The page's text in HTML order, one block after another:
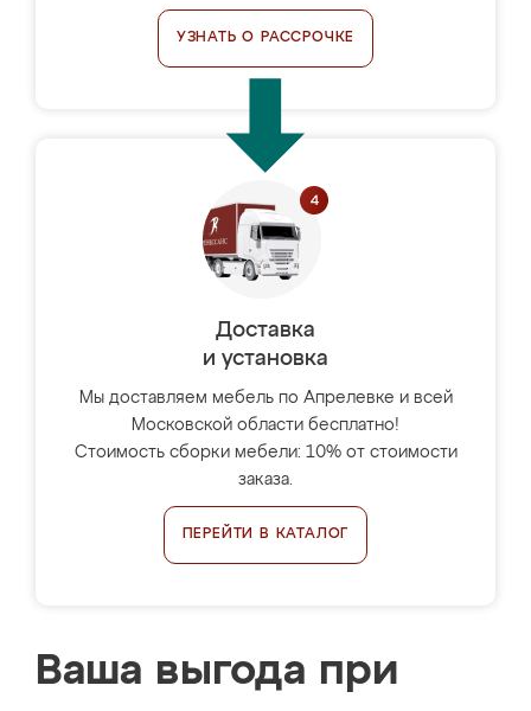
УЗНАТЬ О РАССРОЧКЕ
Доставка
и установка
Мы доставляем мебель по Апрелевке и всей
Московской области бесплатно!
Стоимость сборки мебели: 10% от стоимости
заказа.
ПЕРЕЙТИ В КАТАЛОГ
Ваша выгода при